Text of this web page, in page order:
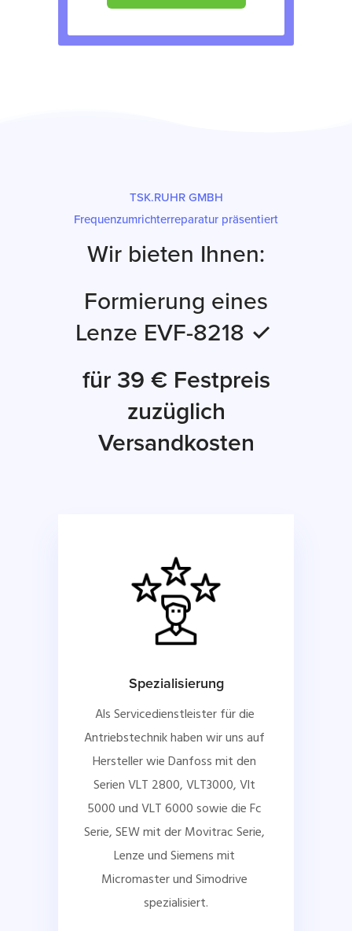
TSK.RUHR GMBH
Frequenzumrichterreparatur präsentiert
Wir bieten Ihnen:
Formierung eines
Lenze EVF-8218 ✓
für 39 € Festpreis
zuzüglich
Versandkosten
Spezialisierung
Als Servicedienstleister für die
Antriebstechnik haben wir uns auf
Hersteller wie Danfoss mit den
Serien VLT 2800, VLT3000, Vlt
5000 und VLT 6000 sowie die Fc
Serie, SEW mit der Movitrac Serie,
Lenze und Siemens mit
Micromaster und Simodrive
spezialisiert.